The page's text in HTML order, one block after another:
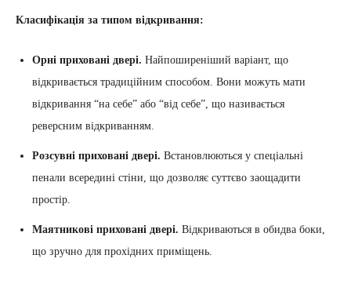
Класифікація за типом відкривання:
Орні приховані двері. Найпоширеніший варіант, що
відкривається традиційним способом. Вони можуть мати
відкривання “на себе” або “від себе”, що називається
реверсним відкриванням.
Розсувні приховані двері. Встановлюються у спеціальні
пенали всередині стіни, що дозволяє суттєво заощадити
простір.
Маятникові приховані двері. Відкриваються в обидва боки,
що зручно для прохідних приміщень.